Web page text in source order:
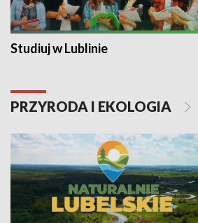
Studiuj w Lublinie
PRZYRODA I EKOLOGIA